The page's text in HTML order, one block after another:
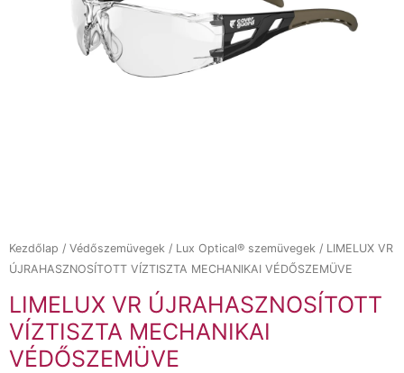
Kezdőlap / Védőszemüvegek / Lux Optical® szemüvegek / LIMELUX VR
ÚJRAHASZNOSÍTOTT VÍZTISZTA MECHANIKAI VÉDŐSZEMÜVE
LIMELUX VR ÚJRAHASZNOSÍTOTT
VÍZTISZTA MECHANIKAI
VÉDŐSZEMÜVE